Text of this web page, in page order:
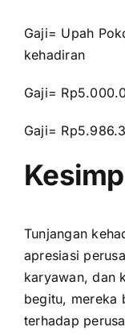
Gaji= Upah
kehadiran
Gaji=
Gaji=
Tunjangan
apresiasi
karyawan, dan
begitu, mereka
terhadap